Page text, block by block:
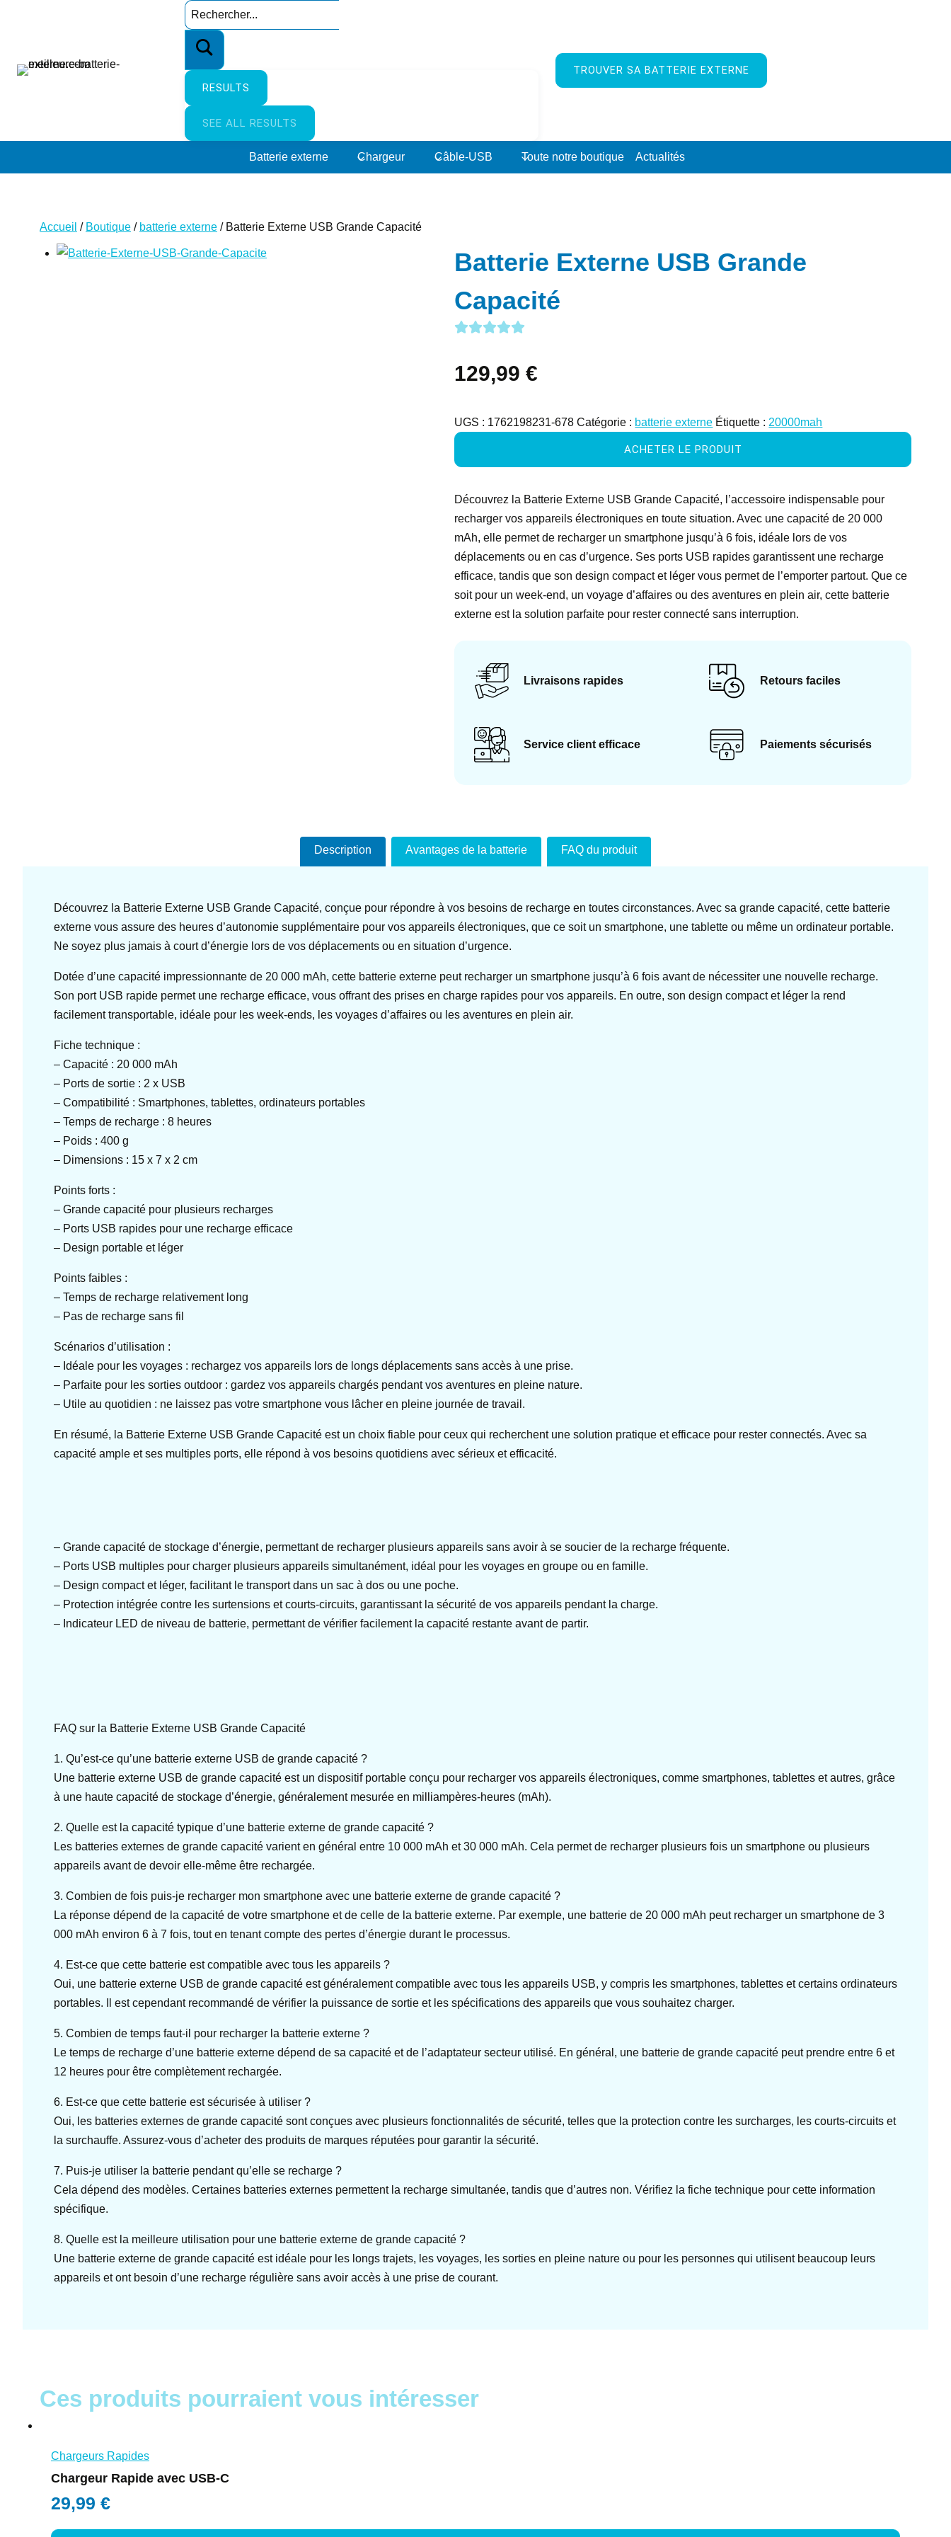
Search
…
RESULTS
SEE ALL RESULTS
TROUVER SA BATTERIE EXTERNE
Batterie externe Chargeur Câble-USB Toute notre boutique Actualités
Accueil / Boutique / batterie externe / Batterie Externe USB Grande Capacité
Batterie Externe USB Grande
Capacité
129,99€
UGS : 1762198231-678 Catégorie : batterie externe Étiquette : 20000mah
ACHETER LE PRODUIT
Découvrez la Batterie Externe USB Grande Capacité, l’accessoire indispensable pour
recharger vos appareils électroniques en toute situation. Avec une capacité de 20 000
mAh, elle permet de recharger un smartphone jusqu’à 6 fois, idéale lors de vos
déplacements ou en cas d’urgence. Ses ports USB rapides garantissent une recharge
efficace, tandis que son design compact et léger vous permet de l’emporter partout. Que ce
soit pour un week-end, un voyage d’affaires ou des aventures en plein air, cette batterie
externe est la solution parfaite pour rester connecté sans interruption.
Livraisons rapides Retours faciles
Service client efficace Paiements sécurisés
Description Avantages de la batterie FAQ du produit
Découvrez la Batterie Externe USB Grande Capacité, conçue pour répondre à vos besoins de recharge en toutes circonstances. Avec sa grande capacité, cette batterie
externe vous assure des heures d’autonomie supplémentaire pour vos appareils électroniques, que ce soit un smartphone, une tablette ou même un ordinateur portable.
Ne soyez plus jamais à court d’énergie lors de vos déplacements ou en situation d’urgence.
Dotée d’une capacité impressionnante de 20 000 mAh, cette batterie externe peut recharger un smartphone jusqu’à 6 fois avant de nécessiter une nouvelle recharge.
Son port USB rapide permet une recharge efficace, vous offrant des prises en charge rapides pour vos appareils. En outre, son design compact et léger la rend
facilement transportable, idéale pour les week-ends, les voyages d’affaires ou les aventures en plein air.
Fiche technique :
– Capacité : 20 000 mAh
– Ports de sortie : 2 x USB
– Compatibilité : Smartphones, tablettes, ordinateurs portables
– Temps de recharge : 8 heures
– Poids : 400 g
– Dimensions : 15 x 7 x 2 cm
Points forts :
– Grande capacité pour plusieurs recharges
– Ports USB rapides pour une recharge efficace
– Design portable et léger
Points faibles :
– Temps de recharge relativement long
– Pas de recharge sans fil
Scénarios d’utilisation :
– Idéale pour les voyages : rechargez vos appareils lors de longs déplacements sans accès à une prise.
– Parfaite pour les sorties outdoor : gardez vos appareils chargés pendant vos aventures en pleine nature.
– Utile au quotidien : ne laissez pas votre smartphone vous lâcher en pleine journée de travail.
En résumé, la Batterie Externe USB Grande Capacité est un choix fiable pour ceux qui recherchent une solution pratique et efficace pour rester connectés. Avec sa
capacité ample et ses multiples ports, elle répond à vos besoins quotidiens avec sérieux et efficacité.
– Grande capacité de stockage d’énergie, permettant de recharger plusieurs appareils sans avoir à se soucier de la recharge fréquente.
– Ports USB multiples pour charger plusieurs appareils simultanément, idéal pour les voyages en groupe ou en famille.
– Design compact et léger, facilitant le transport dans un sac à dos ou une poche.
– Protection intégrée contre les surtensions et courts-circuits, garantissant la sécurité de vos appareils pendant la charge.
– Indicateur LED de niveau de batterie, permettant de vérifier facilement la capacité restante avant de partir.
FAQ sur la Batterie Externe USB Grande Capacité
1. Qu’est-ce qu’une batterie externe USB de grande capacité ?
Une batterie externe USB de grande capacité est un dispositif portable conçu pour recharger vos appareils électroniques, comme smartphones, tablettes et autres, grâce
à une haute capacité de stockage d’énergie, généralement mesurée en milliampères-heures (mAh).
2. Quelle est la capacité typique d’une batterie externe de grande capacité ?
Les batteries externes de grande capacité varient en général entre 10 000 mAh et 30 000 mAh. Cela permet de recharger plusieurs fois un smartphone ou plusieurs
appareils avant de devoir elle-même être rechargée.
3. Combien de fois puis-je recharger mon smartphone avec une batterie externe de grande capacité ?
La réponse dépend de la capacité de votre smartphone et de celle de la batterie externe. Par exemple, une batterie de 20 000 mAh peut recharger un smartphone de 3
000 mAh environ 6 à 7 fois, tout en tenant compte des pertes d’énergie durant le processus.
4. Est-ce que cette batterie est compatible avec tous les appareils ?
Oui, une batterie externe USB de grande capacité est généralement compatible avec tous les appareils USB, y compris les smartphones, tablettes et certains ordinateurs
portables. Il est cependant recommandé de vérifier la puissance de sortie et les spécifications des appareils que vous souhaitez charger.
5. Combien de temps faut-il pour recharger la batterie externe ?
Le temps de recharge d’une batterie externe dépend de sa capacité et de l’adaptateur secteur utilisé. En général, une batterie de grande capacité peut prendre entre 6 et
12 heures pour être complètement rechargée.
6. Est-ce que cette batterie est sécurisée à utiliser ?
Oui, les batteries externes de grande capacité sont conçues avec plusieurs fonctionnalités de sécurité, telles que la protection contre les surcharges, les courts-circuits et
la surchauffe. Assurez-vous d’acheter des produits de marques réputées pour garantir la sécurité.
7. Puis-je utiliser la batterie pendant qu’elle se recharge ?
Cela dépend des modèles. Certaines batteries externes permettent la recharge simultanée, tandis que d’autres non. Vérifiez la fiche technique pour cette information
spécifique.
8. Quelle est la meilleure utilisation pour une batterie externe de grande capacité ?
Une batterie externe de grande capacité est idéale pour les longs trajets, les voyages, les sorties en pleine nature ou pour les personnes qui utilisent beaucoup leurs
appareils et ont besoin d’une recharge régulière sans avoir accès à une prise de courant.
Ces produits pourraient vous intéresser
Chargeurs Rapides
Chargeur Rapide avec USB-C
29,99 €